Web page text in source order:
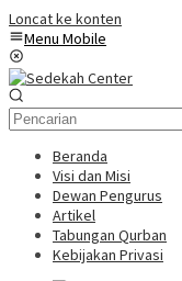
Loncat ke konten
Menu Mobile
Beranda
Visi dan Misi
Dewan Pengurus
Artikel
Tabungan Qurban
Kebijakan Privasi